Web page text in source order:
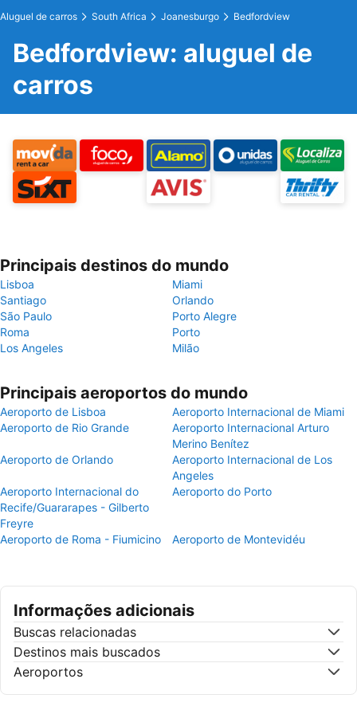
Aluguel de carros South Africa Joanesburgo Bedfordview
Bedfordview: aluguel de
carros
Principais destinos do mundo
Lisboa
Miami
Santiago
Orlando
São Paulo
Porto Alegre
Roma
Porto
Los Angeles
Milão
Principais aeroportos do mundo
Aeroporto de Lisboa
Aeroporto Internacional de Miami
Aeroporto de Rio Grande
Aeroporto Internacional Arturo
Merino Benítez
Aeroporto de Orlando
Aeroporto Internacional de Los
Angeles
Aeroporto Internacional do
Recife/Guararapes - Gilberto
Freyre
Aeroporto do Porto
Aeroporto de Roma - Fiumicino Aeroporto de Montevidéu
Informações adicionais
Buscas relacionadas
Destinos mais buscados
Aeroportos